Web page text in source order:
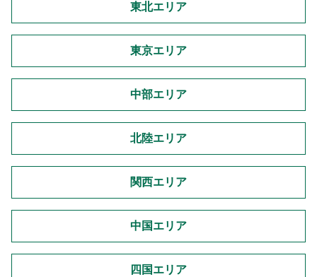
東北エリア
東京エリア
中部エリア
北陸エリア
関西エリア
中国エリア
四国エリア